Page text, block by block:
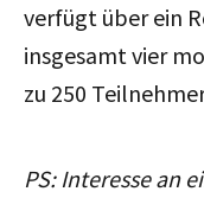
verfügt über ein
insgesamt vier
zu 250
PS: Interesse an